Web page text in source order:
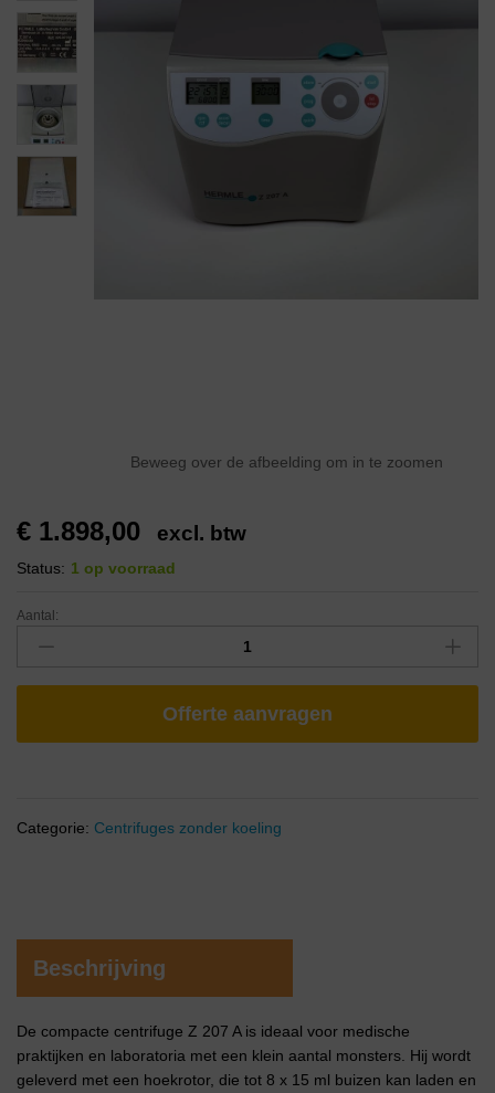
Beweeg over de afbeelding om in te zoomen
€ 1.898,00 excl. btw
Status: 1 op voorraad
Aantal:
Offerte aanvragen
Categorie: Centrifuges zonder koeling
Beschrijving
De compacte centrifuge Z 207 A is ideaal voor medische
praktijken en laboratoria met een klein aantal monsters. Hij wordt
geleverd met een hoekrotor, die tot 8 x 15 ml buizen kan laden en